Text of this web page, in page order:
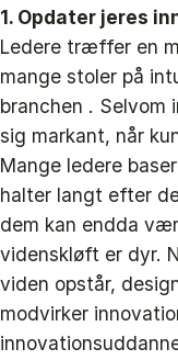
1. Opdater jeres
Ledere træffer en
mange stoler på
branchen . Selvom
sig markant, når
Mange ledere
halter langt efter
dem kan endda
videnskløft er dyr.
viden opstår,
modvirker